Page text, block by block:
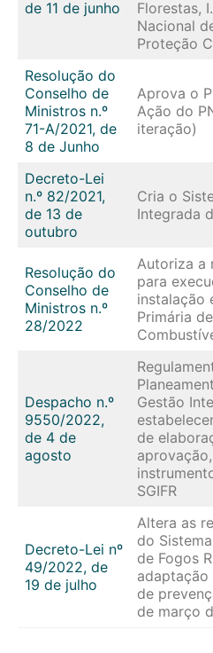
de 11 de junho
Florestas,
Nacional
Proteção
Resolução do
Conselho de
Ministros n.º
71-A/2021, de
8 de Junho
Aprova o
Ação do
iteração)
Decreto-Lei
n.º 82/2021,
de 13 de
outubro
Cria o
Integrada
Resolução do
Conselho de
Ministros n.º
28/2022
Autoriza a
para
instalação
Primária
Despacho n.º
9550/2022,
de 4 de
agosto
Gestão
de
SGIFR
Decreto-Lei nº
49/2022, de
19 de julho
Altera as
do
de Fogos
de
de março